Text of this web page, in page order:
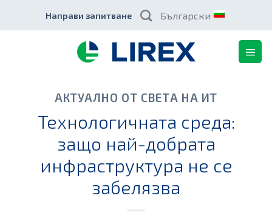
content
Направи запитване Български
АКТУАЛНО ОТ СВЕТА НА ИТ
Технологичната среда:
защо най-добрата
инфраструктура не се
забелязва